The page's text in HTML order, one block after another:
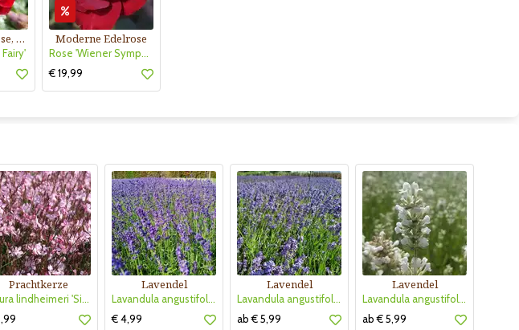
Bodendeckerrose, rot Moderne Edelrose
Rose 'Wiener Symphoniker'
€ 19,99
Prachtkerze
Gaura lindheimeri 'Siskiyou Pink'
Lavendel
Lavandula angustifolia 'Hidcote'
€ 4,99
Lavendel
Lavandula angustifolia 'Thumbelina Leigh'
ab € 5,99
Lavendel
Lavandula angustifolia 'Arctic Snow'
ab € 5,99